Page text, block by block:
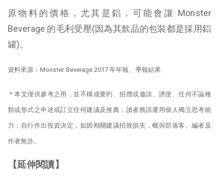
原物料的價格，尤其是鋁，可能會讓 Monster
Beverage 的毛利受壓(因為其飲品的包裝都是採用鋁
罐)。
資料來源：Monster Beverage 2017 年年報、季報結果
＊本文僅供參考之用，並不構成要約、招攬或邀請、誘使、任何不論種
類或形式之申述或訂立任何建議及推薦，讀者務請運用個人獨立思考能
力，自行作出投資決定，如因相關建議招致損失，概與部落客、編者及
作者無涉。
【延伸閱讀】